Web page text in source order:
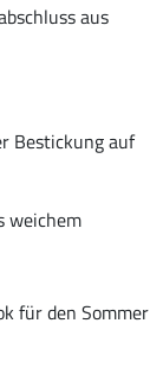
aus
Bestickung auf
weichem
für den Sommer